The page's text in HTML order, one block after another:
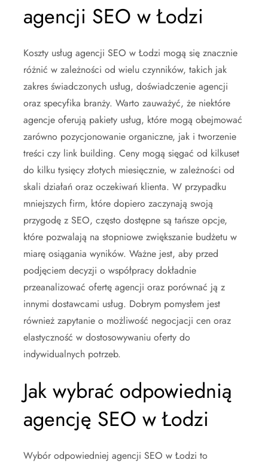
agencji SEO w Łodzi
Koszty usług agencji SEO w Łodzi mogą się znacznie
różnić w zależności od wielu czynników, takich jak
zakres świadczonych usług, doświadczenie agencji
oraz specyfika branży. Warto zauważyć, że niektóre
agencje oferują pakiety usług, które mogą obejmować
zarówno pozycjonowanie organiczne, jak i tworzenie
treści czy link building. Ceny mogą sięgać od kilkuset
do kilku tysięcy złotych miesięcznie, w zależności od
skali działań oraz oczekiwań klienta. W przypadku
mniejszych firm, które dopiero zaczynają swoją
przygodę z SEO, często dostępne są tańsze opcje,
które pozwalają na stopniowe zwiększanie budżetu w
miarę osiągania wyników. Ważne jest, aby przed
podjęciem decyzji o współpracy dokładnie
przeanalizować ofertę agencji oraz porównać ją z
innymi dostawcami usług. Dobrym pomysłem jest
również zapytanie o możliwość negocjacji cen oraz
elastyczność w dostosowywaniu oferty do
indywidualnych potrzeb.
Jak wybrać odpowiednią
agencję SEO w Łodzi
Wybór odpowiedniej agencji SEO w Łodzi to